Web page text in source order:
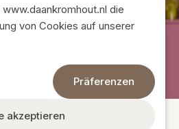
und Kunstpflanzen
die
von Cookies auf unserer
Präferenzen
akzeptieren